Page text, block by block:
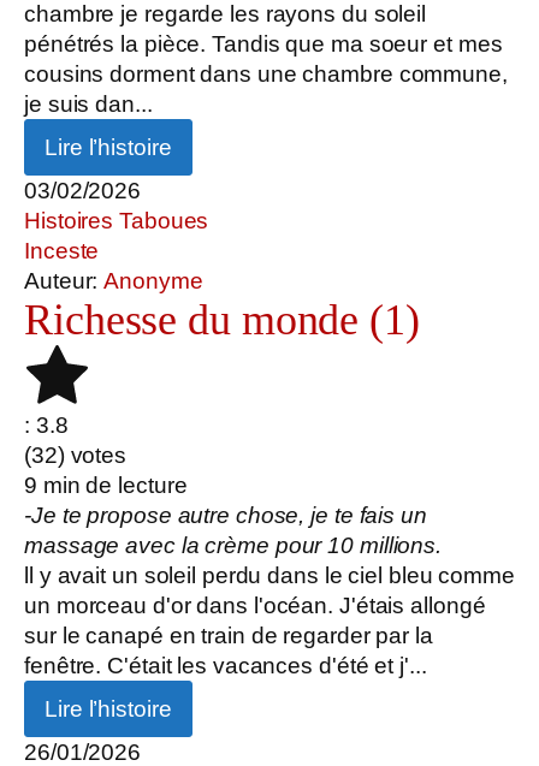
chambre je regarde les rayons du soleil
pénétrés la pièce. Tandis que ma soeur et mes
cousins dorment dans une chambre commune,
je suis dan...
Lire l’histoire
03/02/2026
Histoires Taboues
Inceste
Auteur:Anonyme
Richesse du monde (1)
: 3.8
(32) votes
9 min de lecture
-Je te propose autre chose, je te fais un
massage avec la crème pour 10 millions.
ll y avait un soleil perdu dans le ciel bleu comme
un morceau d'or dans l'océan. J'étais allongé
sur le canapé en train de regarder par la
fenêtre. C'était les vacances d'été et j'...
Lire l’histoire
26/01/2026